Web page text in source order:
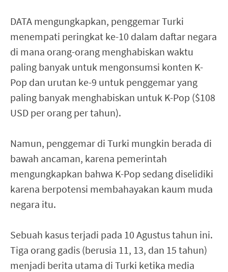
DATA mengungkapkan, penggemar Turki
menempati peringkat ke-10 dalam daftar negara
di mana orang-orang menghabiskan waktu
paling banyak untuk mengonsumsi konten K-
Pop dan urutan ke-9 untuk penggemar yang
paling banyak menghabiskan untuk K-Pop ($108
USD per orang per tahun).
Namun, penggemar di Turki mungkin berada di
bawah ancaman, karena pemerintah
mengungkapkan bahwa K-Pop sedang diselidiki
karena berpotensi membahayakan kaum muda
negara itu.
Sebuah kasus terjadi pada 10 Agustus tahun ini.
Tiga orang gadis (berusia 11, 13, dan 15 tahun)
menjadi berita utama di Turki ketika media